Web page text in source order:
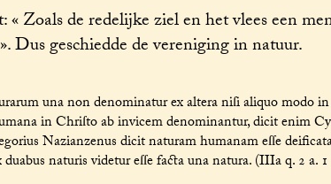
Zoals de redelijke ziel en het vlees een
Dus geschiedde de vereniging in natuur.
una non denominatur ex altera niſi aliquo modo
in Chriſto ab invicem denominantur, dicit enim
Nazianzenus dicit naturam humanam eſſe
naturis videtur eſſe facta una natura. (IIIa q. 2 a.